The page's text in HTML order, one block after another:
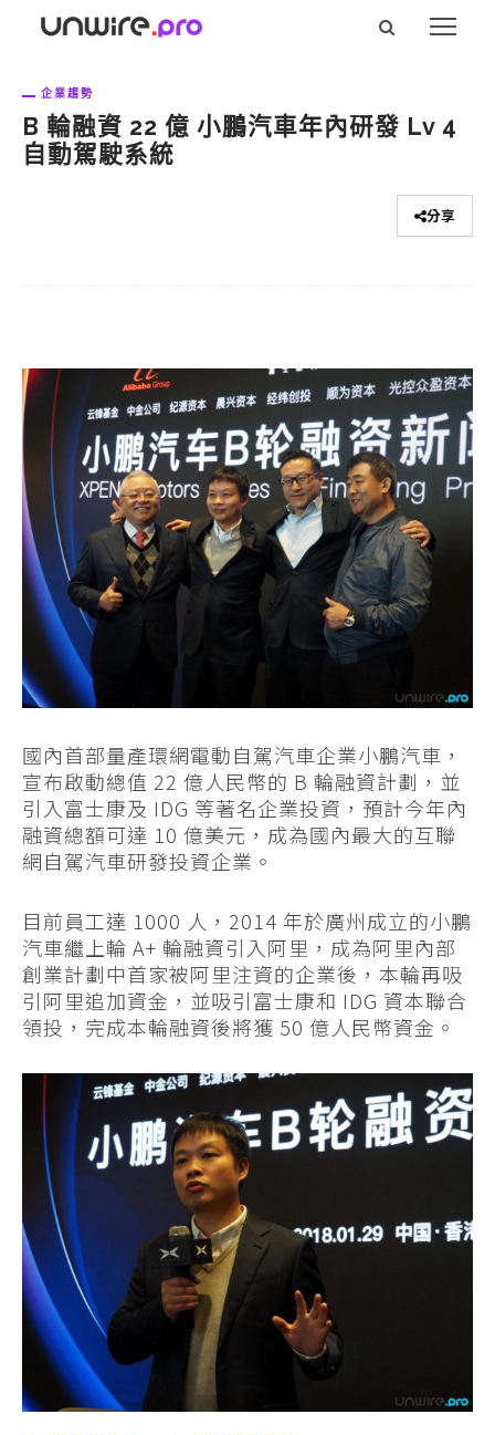
企業趨勢
B 輪融資 22 億 小鵬汽車年內研發 Lv 4
自動駕駛系統
分享
國內首部量產環網電動自駕汽車企業小鵬汽車，
宣布啟動總值 22 億人民幣的 B 輪融資計劃，並
引入富士康及 IDG 等著名企業投資，預計今年內
融資總額可達 10 億美元，成為國內最大的互聯
網自駕汽車研發投資企業。
目前員工達 1000 人，2014 年於廣州成立的小鵬
汽車繼上輪 A+ 輪融資引入阿里，成為阿里內部
創業計劃中首家被阿里注資的企業後，本輪再吸
引阿里追加資金，並吸引富士康和 IDG 資本聯合
領投，完成本輪融資後將獲 50 億人民幣資金。